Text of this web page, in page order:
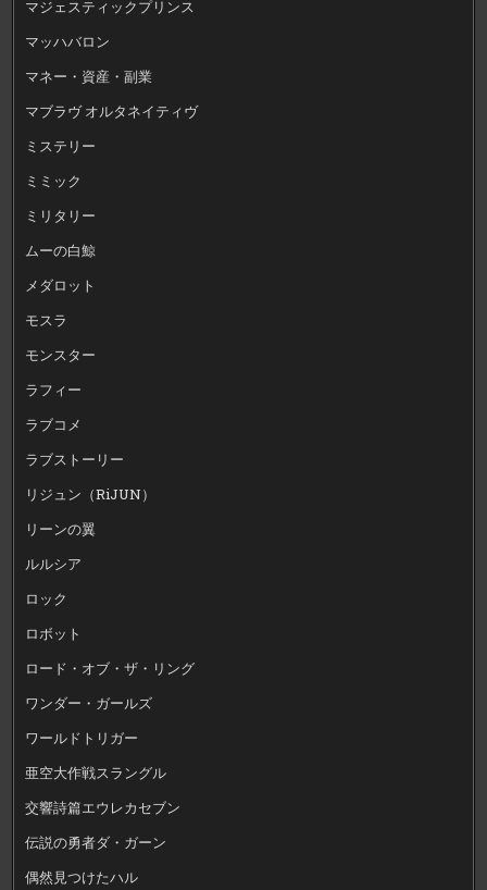
マジェスティックプリンス
マッハバロン
マネー・資産・副業
マブラヴ オルタネイティヴ
ミステリー
ミミック
ミリタリー
ムーの白鯨
メダロット
モスラ
モンスター
ラフィー
ラブコメ
ラブストーリー
リジュン（RiJUN）
リーンの翼
ルルシア
ロック
ロボット
ロード・オブ・ザ・リング
ワンダー・ガールズ
ワールドトリガー
亜空大作戦スラングル
交響詩篇エウレカセブン
伝説の勇者ダ・ガーン
偶然見つけたハル